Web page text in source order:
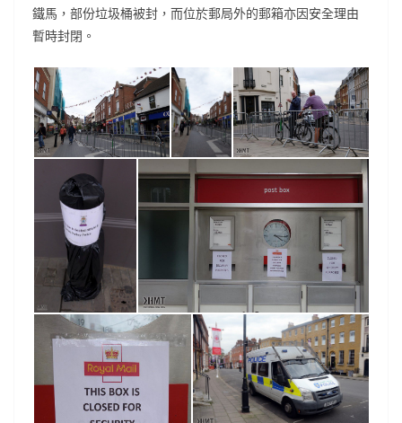
鐵馬，部份垃圾桶被封，而位於郵局外的郵箱亦因安全理由
暫時封閉。